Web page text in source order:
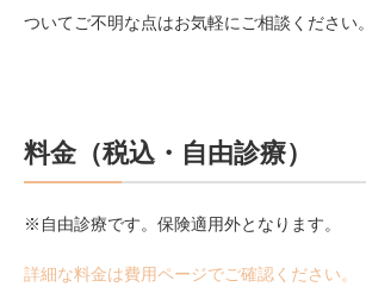
ついてご不明な点はお気軽にご相談ください。
料金（税込・自由診療）
※自由診療です。保険適用外となります。
詳細な料金は費用ページでご確認ください。